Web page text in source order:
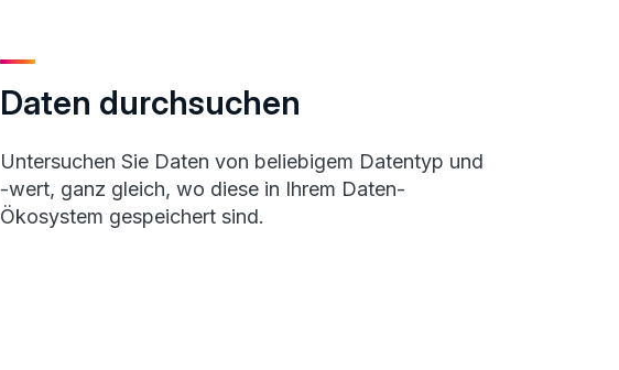
Daten durchsuchen
Untersuchen Sie Daten von beliebigem Datentyp und
-wert, ganz gleich, wo diese in Ihrem Daten-
Ökosystem gespeichert sind.